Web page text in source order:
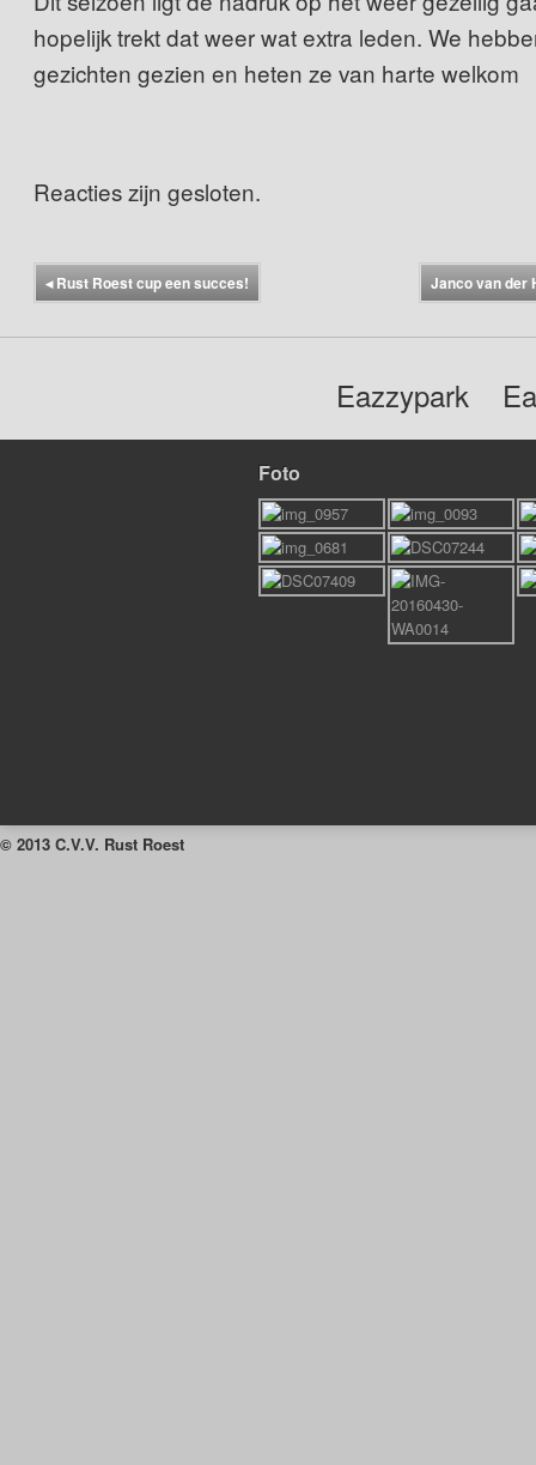
hopelijk trekt dat weer wat extra leden. We
gezichten gezien en heten ze van harte welkom
Reacties zijn gesloten.
◂Rust Roest cup een succes! Janco van der
Eazzypark
Foto
© 2013 C.V.V. Rust Roest